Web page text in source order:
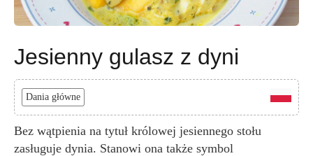
Jesienny gulasz z dyni
Dania główne
Bez wątpienia na tytuł królowej jesiennego stołu
zasługuje dynia. Stanowi ona także symbol